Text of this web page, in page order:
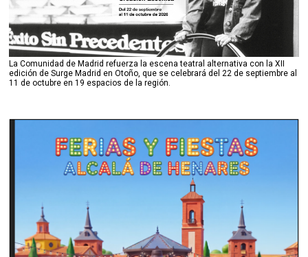
La Comunidad de Madrid refuerza la escena teatral alternativa con la XII
edición de Surge Madrid en Otoño, que se celebrará del 22 de septiembre al
11 de octubre en 19 espacios de la región.